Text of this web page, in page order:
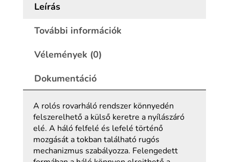
Leírás
További információk
Vélemények (0)
Dokumentáció
A rolós rovarháló rendszer könnyedén
felszerelhető a külső keretre a nyílászáró
elé. A háló felfelé és lefelé történő
mozgását a tokban található rugós
mechanizmus szabályozza. Felengedett